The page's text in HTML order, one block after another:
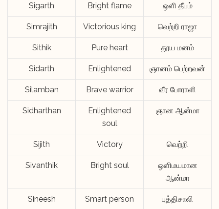
Sigarth Bright flame ஒளி தீபம்
Simrajith Victorious king வெற்றி ராஜா
Sithik Pure heart தூய மனம்
Sidarth Enlightened ஞானம் பெற்றவன்
Silamban Brave warrior வீர போராளி
Sidharthan
Enlightened
soul
ஞான ஆன்மா
Sijith Victory வெற்றி
Sivanthik Bright soul
ஒளிமயமான
ஆன்மா
Sineesh Smart person புத்திசாலி